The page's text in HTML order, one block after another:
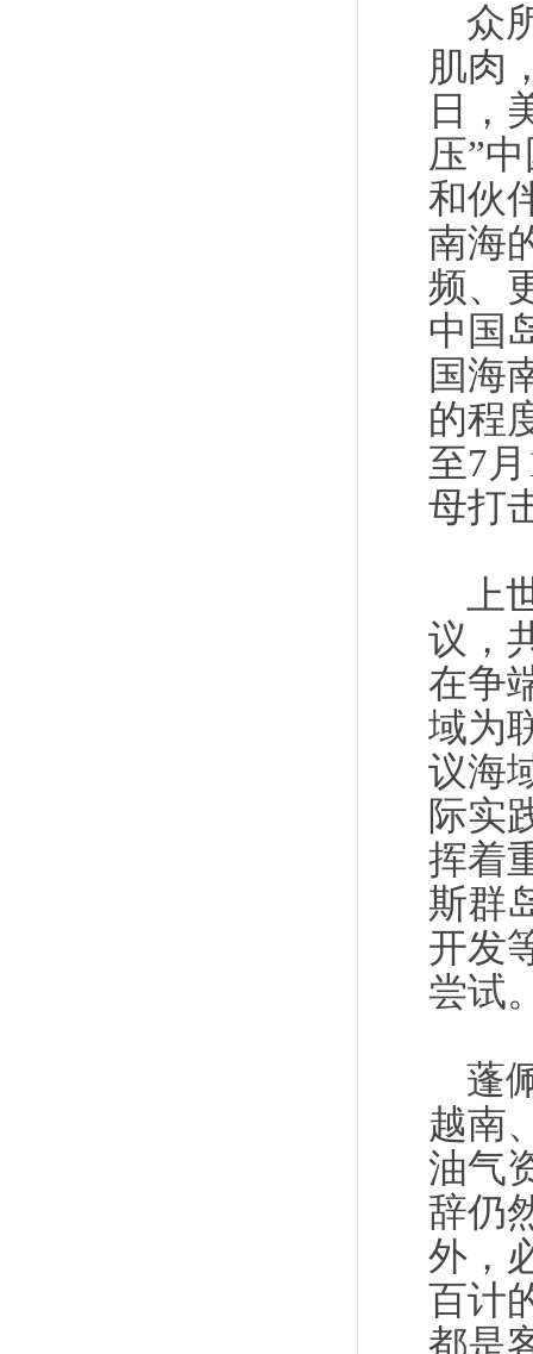
众
肌肉
日，
压”
和伙
南海
频、
中国
国海
的程
至7
母打
议，
在争
域为
议海
际实
挥着
斯群
开发
尝试
蓬
越南
油气
辞仍
外，
百计
都是